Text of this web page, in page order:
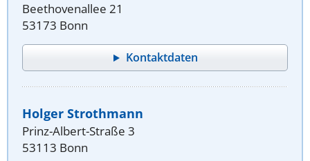
Beethovenallee 21
53173 Bonn
Kontaktdaten
Holger Strothmann
Prinz-Albert-Straße 3
53113 Bonn